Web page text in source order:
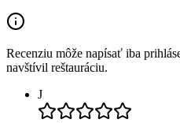
Recenziu môže napísať iba
navštívil reštauráciu.
J